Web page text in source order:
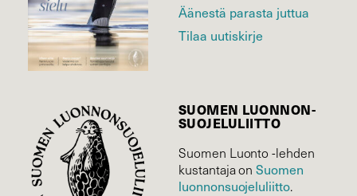
Äänestä parasta juttua
Tilaa uutiskirje
SUOMEN LUONNON­
SUOJELU­LIITTO
Suomen Luonto -lehden
kustantaja onSuomen
luonnonsuojelu­liitto.